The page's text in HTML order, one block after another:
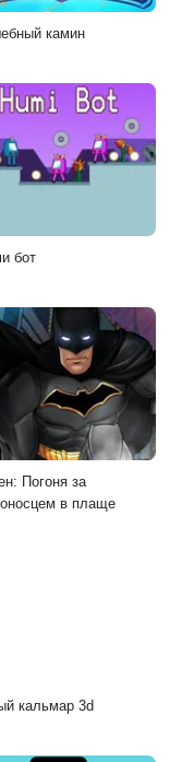
камин
бот
Погоня за
в плаще
кальмар 3d